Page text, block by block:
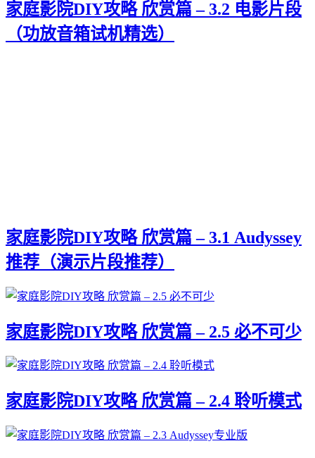
家庭影院DIY攻略 欣赏篇 – 3.2 电影片段
（功放音箱试机精选）
家庭影院DIY攻略 欣赏篇 – 3.1 Audyssey
推荐（演示片段推荐）
家庭影院DIY攻略 欣赏篇 – 2.5 必不可少
家庭影院DIY攻略 欣赏篇 – 2.4 聆听模式